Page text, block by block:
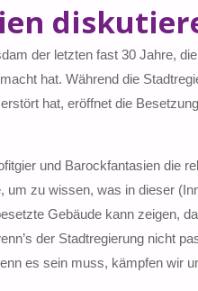
der letzten fast 30 Jahre,
hat. Während die
hat, eröffnet die
und Barockfantasien die
zu wissen, was in dieser
Gebäude kann zeigen,
der Stadtregierung nicht
es sein muss, kämpfen wir